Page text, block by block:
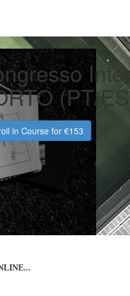
(PT/
in Course for €153